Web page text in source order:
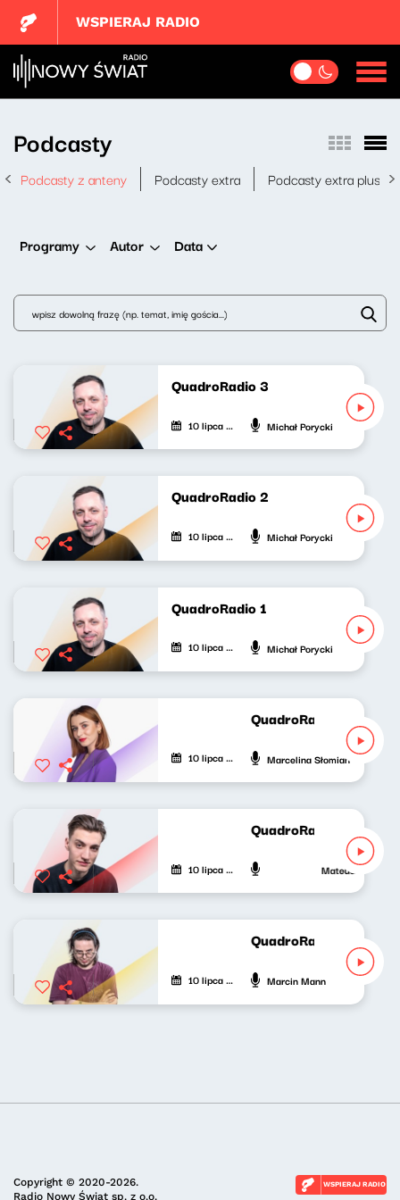
WSPIERAJ RADIO
Podcasty
Podcasty z anteny Podcasty extra Podcasty extra plus
Programy Autor Data
QuadroRadio 3
10 lipca 2023 Michał Porycki
QuadroRadio 2
10 lipca 2023 Michał Porycki
QuadroRadio 1
10 lipca 2023 Michał Porycki
QuadroRadio -
10 lipca 2023 Marcelina Słomian
QuadroRadio - Maciej
10 lipca 2023 Mateusz
QuadroRadio - Marcin
10 lipca 2023 Marcin Mann
Copyright © 2020-2026.
Radio Nowy Świat sp. z o.o.
WSPIERAJ RADIO